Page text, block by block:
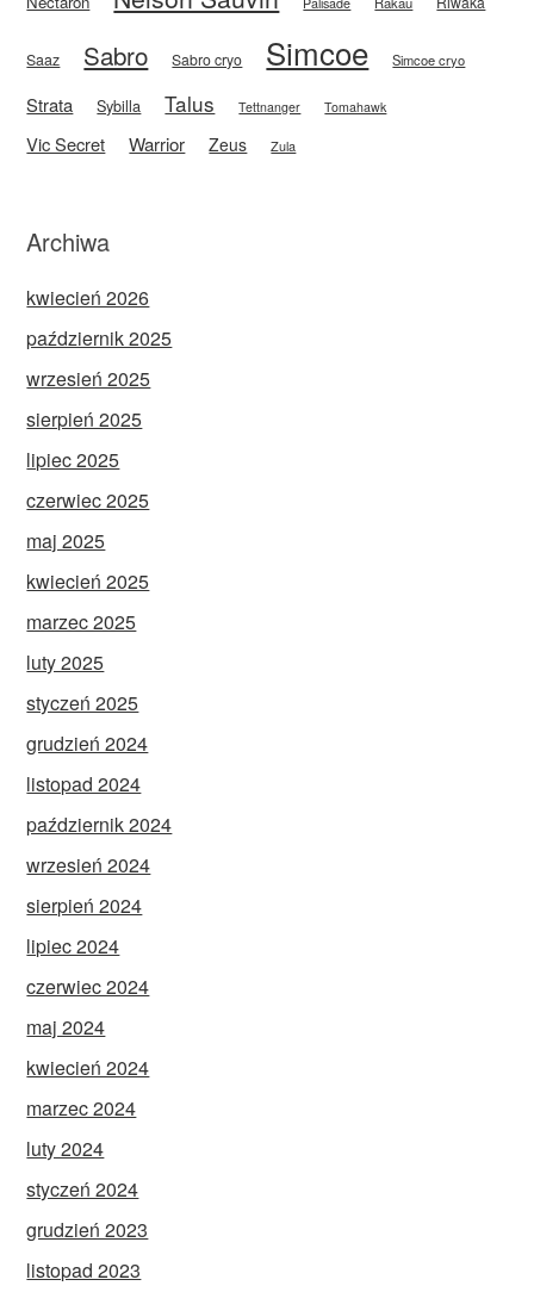
Saaz Sabro Sabro cryo Simcoe Simcoe cryo
Strata Sybilla Talus Tettnanger Tomahawk
Vic Secret Warrior Zeus Zula
Archiwa
kwiecień 2026
październik 2025
wrzesień 2025
sierpień 2025
lipiec 2025
czerwiec 2025
maj 2025
kwiecień 2025
marzec 2025
luty 2025
styczeń 2025
grudzień 2024
listopad 2024
październik 2024
wrzesień 2024
sierpień 2024
lipiec 2024
czerwiec 2024
maj 2024
kwiecień 2024
marzec 2024
luty 2024
styczeń 2024
grudzień 2023
listopad 2023